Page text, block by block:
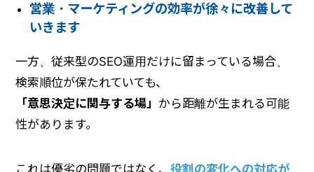
営業・マーケティングの効率が徐々に改善して
いきます
一方、従来型のSEO運用だけに留まっている場合、
検索順位が保たれていても、
「意思決定に関与する場」 から距離が生まれる可能
性があります。